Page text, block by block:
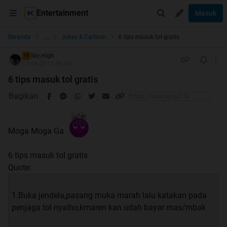
Entertainment Masuk
Beranda ... Jokes & Cartoon 6 tips masuk tol gratis
TS Sky.High
6 tips masuk tol gratis
Bagikan
Moga Moga Ga
6 tips masuk tol gratis
Quote:
1.Buka jendela,pasang muka marah lalu katakan pada
penjaga tol nyalho,kmaren kan udah bayar mas/mbak